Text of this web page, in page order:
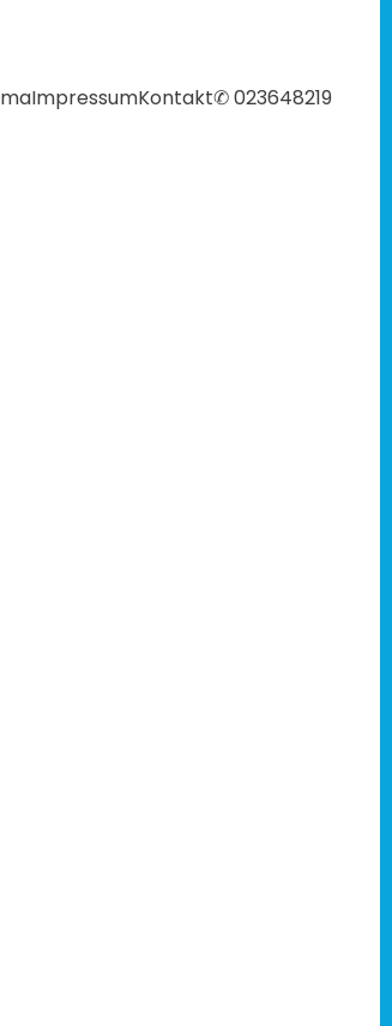
ImpressumKontakt✆ 023648219